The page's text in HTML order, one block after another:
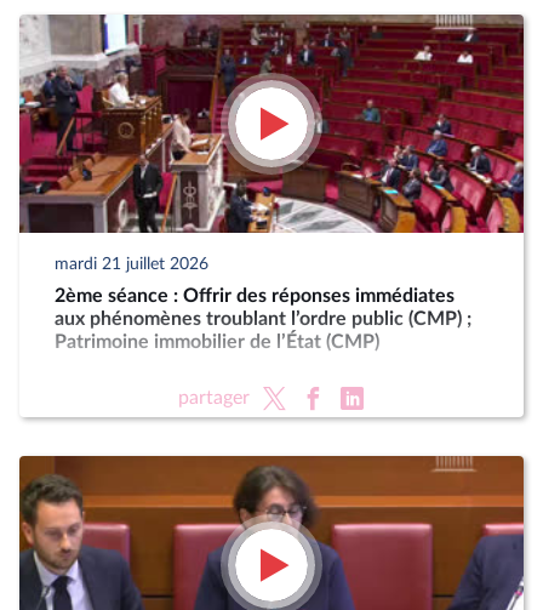
mardi 21 juillet 2026
2ème séance : Offrir des réponses immédiates
aux phénomènes troublant l’ordre public (CMP) ;
Patrimoine immobilier de l’État (CMP)
partager